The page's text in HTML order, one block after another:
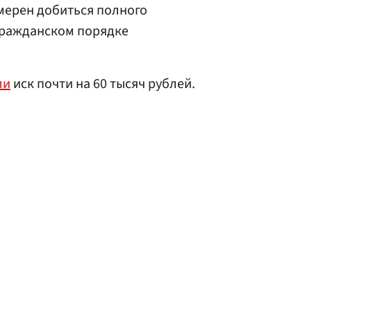
добиться полного
порядке
иск почти на 60 тысяч рублей.